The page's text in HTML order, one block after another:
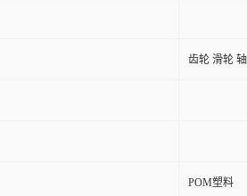
齿轮 滑轮
POM塑料